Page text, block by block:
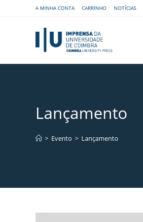
A MINHA CONTA CARRINHO NOTÍCIAS
Lançamento
> Evento > Lançamento